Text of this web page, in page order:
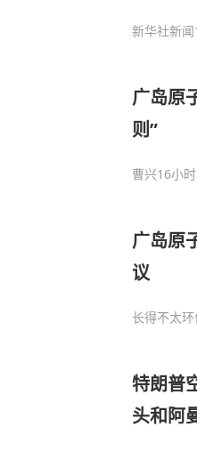
新华社新闻
广岛原
则”
曹兴16小
广岛原
议
长得不太
特朗普
头和阿